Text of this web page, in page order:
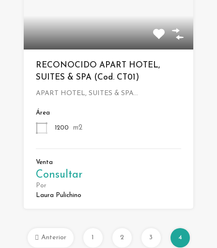
RECONOCIDO APART HOTEL,
SUITES & SPA (Cod. CT01)
APART HOTEL, SUITES & SPA…
Área
1200 m2
Venta
Consultar
Por
Laura Pulichino
Anterior 1 2 3 4